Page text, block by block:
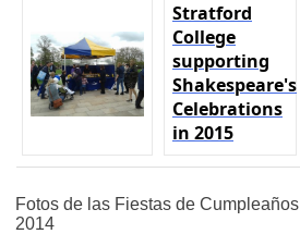
Stratford
College
supporting
Shakespeare's
Celebrations
in 2015
Fotos de las Fiestas de Cumpleaños
2014